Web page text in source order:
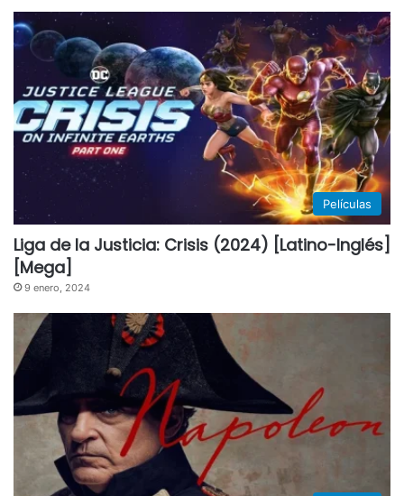
Películas
Liga de la Justicia: Crisis (2024) [Latino-Inglés]
[Mega]
9 enero, 2024